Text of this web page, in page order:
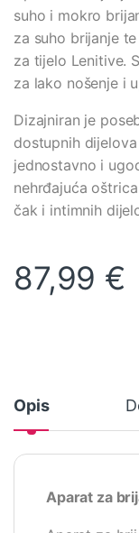
suho i mokro
za suho brijanje
za tijelo Lenitive.
za lako nošenje i
Dizajniran je
dostupnih dijelova
jednostavno i
nehrđajuća
čak i intimnih
87,99 €
Opis
Aparat za